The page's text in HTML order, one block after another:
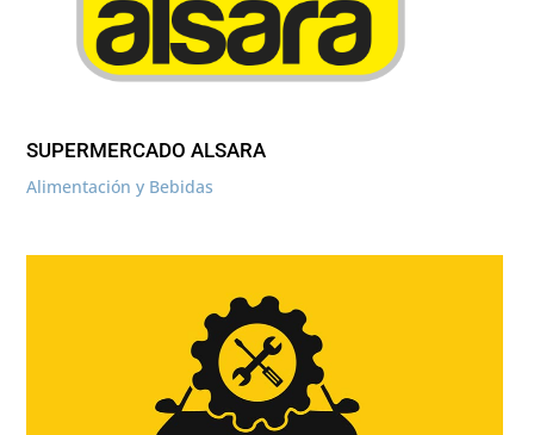
SUPERMERCADO ALSARA
Alimentación y Bebidas